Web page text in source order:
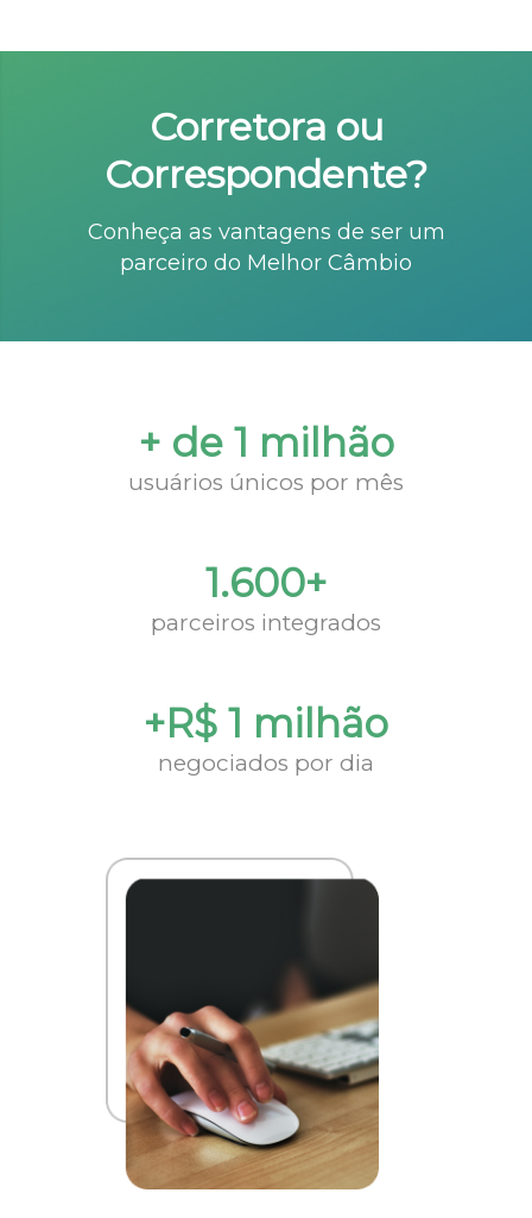
Corretora ou
Correspondente?
Conheça as vantagens de ser um
parceiro do Melhor Câmbio
+ de 1 milhão
usuários únicos por mês
1.600+
parceiros integrados
+R$ 1 milhão
negociados por dia